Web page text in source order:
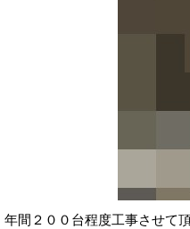
年間２００台程度工事させて